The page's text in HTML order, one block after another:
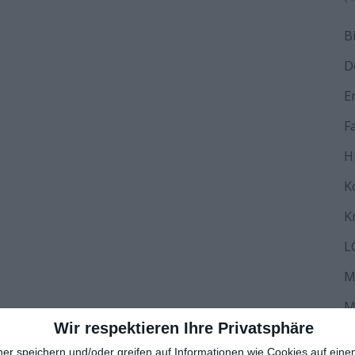
Wir respektieren Ihre Privatsphäre
speichern und/oder greifen auf Informationen wie Cookies auf